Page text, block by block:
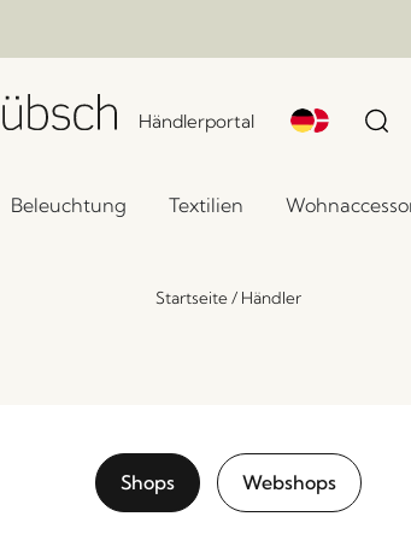
Händlerportal
Beleuchtung Textilien
Startseite/ Händler
Shops Webshops